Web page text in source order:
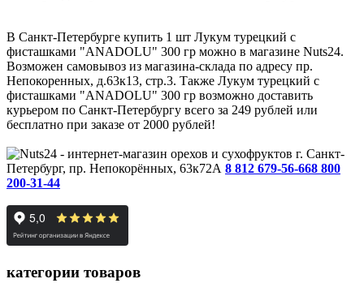
В Санкт-Петербурге купить 1 шт Лукум турецкий с
фисташками "ANADOLU" 300 гр можно в магазине Nuts24.
Возможен самовывоз из магазина-склада по адресу пр.
Непокоренных, д.63к13, стр.3. Также Лукум турецкий с
фисташками "ANADOLU" 300 гр возможно доставить
курьером по Санкт-Петербургу всего за 249 рублей или
бесплатно при заказе от 2000 рублей!
г. Санкт-
Петербург, пр. Непокорённых, 63к72А 8 812 679-56-668 800
200-31-44
категории товаров